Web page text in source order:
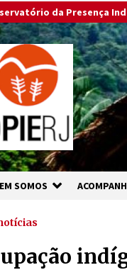
da Presença
SOMOS